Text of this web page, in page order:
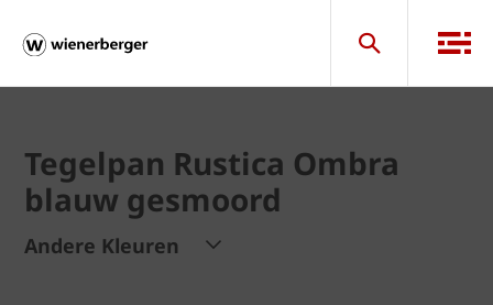
Tegelpan Rustica Ombra
blauw gesmoord
Andere Kleuren